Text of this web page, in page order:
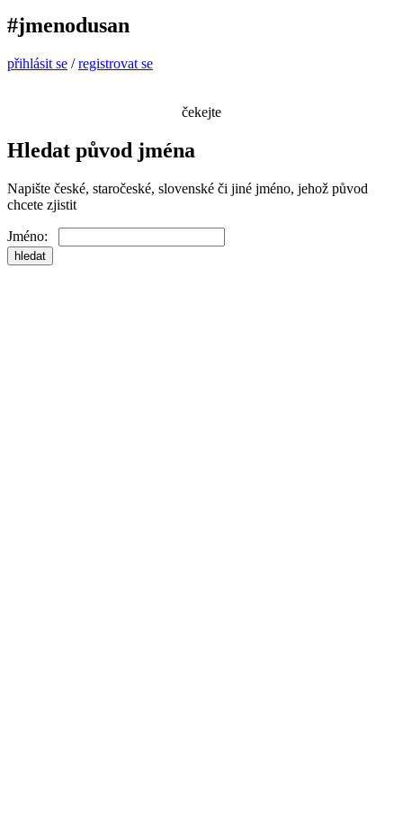
#jmenodusan
přihlásit se /registrovat se
čekejte
Hledat původ jména
Napište české, staročeské, slovenské či jiné jméno, jehož původ
chcete zjistit
Jméno: